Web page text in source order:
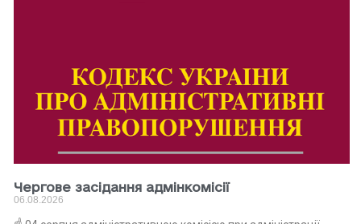
Чергове засідання адмінкомісії
06.08.2026